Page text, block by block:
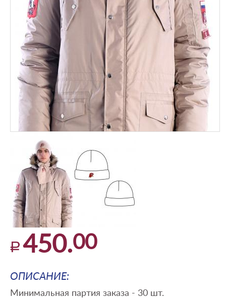
450.00
ОПИСАНИЕ:
Минимальная партия заказа - 30 шт.